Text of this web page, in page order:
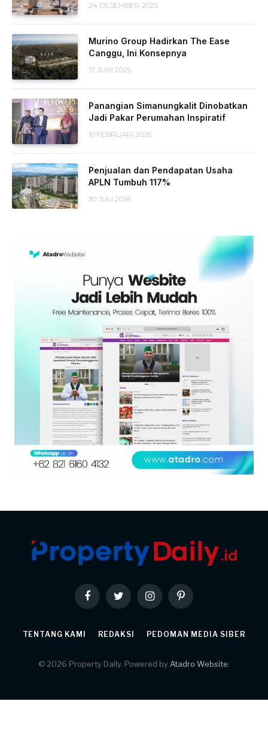
24 DESEMBER 2025
Murino Group Hadirkan The Ease
Canggu, Ini Konsepnya
17 JUNI 2025
Panangian Simanungkalit Dinobatkan
Jadi Pakar Perumahan Inspiratif
10 FEBRUARI 2026
Penjualan dan Pendapatan Usaha
APLN Tumbuh 117%
30 JULI 2026
FacebookTwitter InstagramPinterest
TENTANG KAMI REDAKSI PEDOMAN MEDIA SIBER
© 2026 Property Daily. Powered byAtadro Website.